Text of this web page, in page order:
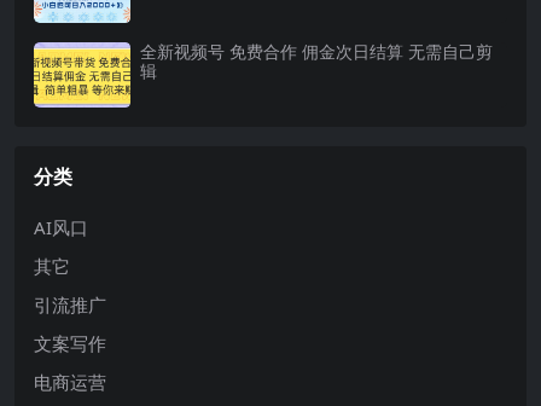
全新视频号 免费合作 佣金次日结算 无需自己剪
辑
分类
AI风口
其它
引流推广
文案写作
电商运营